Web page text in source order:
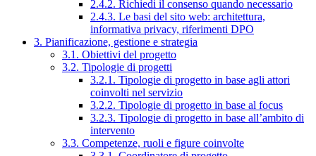
2.4.2. Richiedi il consenso quando necessario
2.4.3. Le basi del sito web: architettura,
informativa privacy, riferimenti DPO
3. Pianificazione, gestione e strategia
3.1. Obiettivi del progetto
3.2. Tipologie di progetti
3.2.1. Tipologie di progetto in base agli attori
coinvolti nel servizio
3.2.2. Tipologie di progetto in base al focus
3.2.3. Tipologie di progetto in base all’ambito di
intervento
3.3. Competenze, ruoli e figure coinvolte